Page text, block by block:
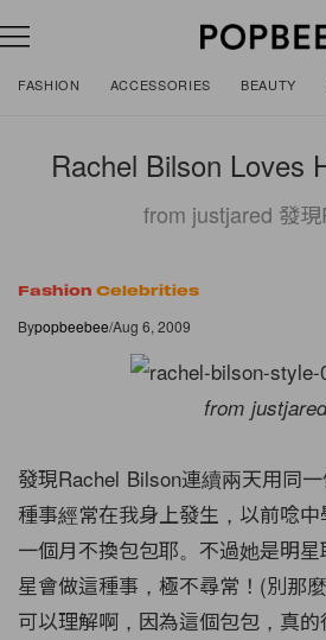
FASHION ACCESSORIES BEAUTY
Rachel Bilson Loves
from justjared 發
Fashion Celebrities
Bypopbeebee/Aug 6, 2009
from justjared
發現Rachel Bilson連續兩天用同
種事經常在我身上發生，以前唸
一個月不換包包耶。不過她是明
星會做這種事，極不尋常！(別那
可以理解啊，因為這個包包，真